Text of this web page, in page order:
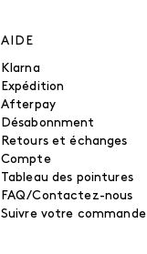
AIDE
Klarna
Expédition
Afterpay
Désabonnment
Retours et échanges
Compte
Tableau des pointures
FAQ/Contactez-nous
Suivre votre commande